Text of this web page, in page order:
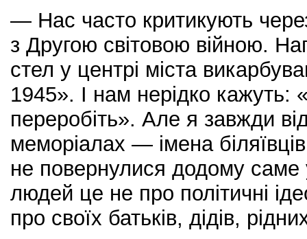
— Нас часто критикують
з Другою світовою війною.
стел у центрі міста
1945». І нам нерідко кажуть:
переробіть». Але я завжди
меморіалах — імена
не повернулися додому саме
людей це не про політичні
про своїх батьків, дідів,